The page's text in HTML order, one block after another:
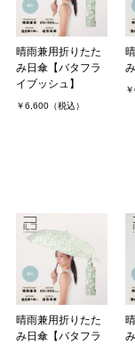
晴雨兼用折りたた
み日傘【バタフラ
イブッシュ】
￥6,600（税込）
晴雨兼用折りたた
み日傘【バタフラ